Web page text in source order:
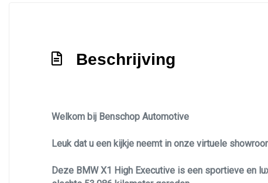
Led dagrijverlichting
Lichtmetalen velgen 18"
Panoramadak
Beschrijving
Welkom bij Benschop Automotive
Leuk dat u een kijkje neemt in onze virtuele
Deze BMW X1 High Executive is een sportieve en